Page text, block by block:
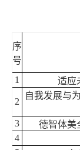
序
号
1
适应
2
自我发展与
3
德智体美
4